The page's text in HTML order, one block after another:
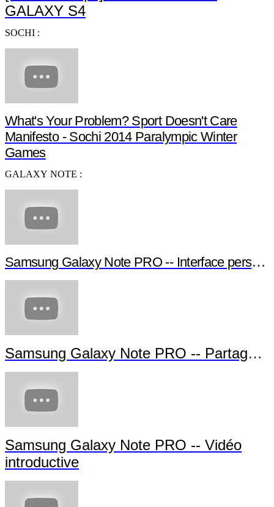
[GALAXY Tips] Air View with GALAXY
[GALAXY Tips] Smart Scroll with
GALAXY S4
What's Your Problem? Sport Doesn't Care
Manifesto - Sochi 2014 Paralympic Winter
Games
GALAXY NOTE :
Samsung Galaxy Note PRO -- Interface